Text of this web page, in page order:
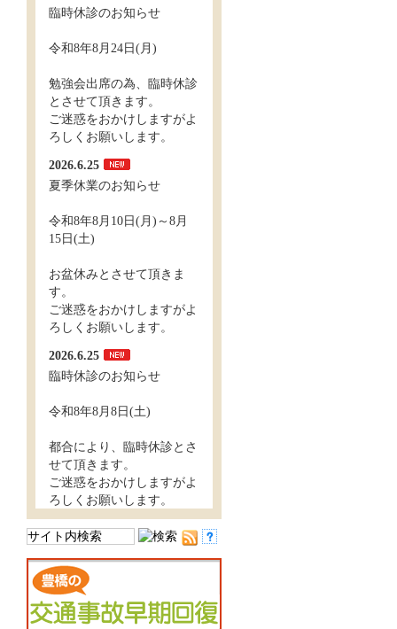
臨時休診のお知らせ
令和8年8月24日(月)
勉強会出席の為、臨時休診
とさせて頂きます。
ご迷惑をおかけしますがよ
ろしくお願いします。
2026.6.25
夏季休業のお知らせ
令和8年8月10日(月)～8月
15日(土)
お盆休みとさせて頂きま
す。
ご迷惑をおかけしますがよ
ろしくお願いします。
2026.6.25
臨時休診のお知らせ
令和8年8月8日(土)
都合により、臨時休診とさ
せて頂きます。
ご迷惑をおかけしますがよ
ろしくお願いします。